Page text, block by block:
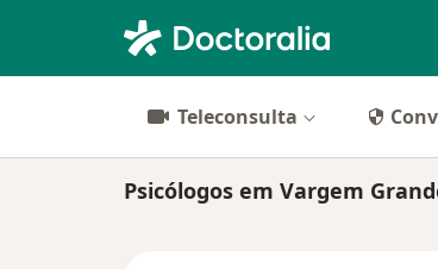
Teleconsulta
Psicólogos em Vargem